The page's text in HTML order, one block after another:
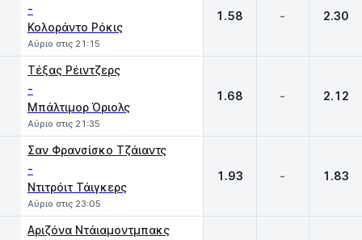
-
Κολοράντο Ρόκις
Αύριο στις 21:15
1.58 - 2.30
Τέξας Ρέιντζερς
-
Μπάλτιμορ Όριολς
Αύριο στις 21:35
1.68 - 2.12
Σαν Φρανσίσκο Τζάιαντς
-
Ντιτρόιτ Τάιγκερς
Αύριο στις 23:05
1.93 - 1.83
Αριζόνα Ντάιαμοντμπακς